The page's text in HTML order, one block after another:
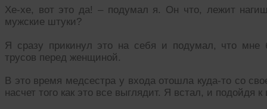
Хе-хе, вот это да! – подумал я. Он что, лежит
мужские штуки?
Я сразу прикинул это на себя и подумал, что мне
трусов перед женщиной.
В это время медсестра у входа отошла куда-то со
насчет того как это все выглядит. Я встал, и подойдя